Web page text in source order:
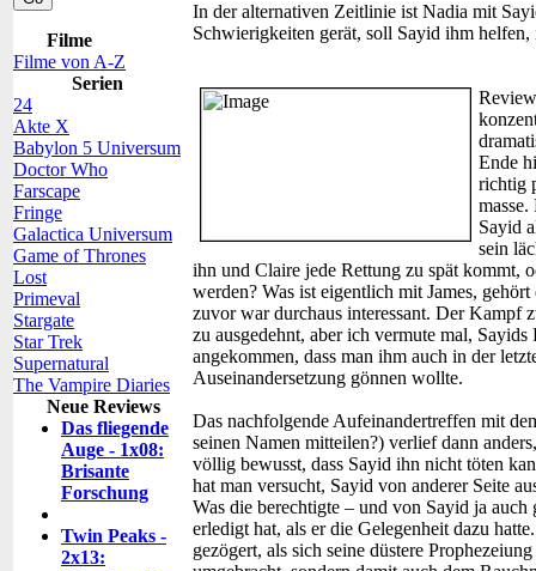
Filme
Filme von A-Z
Serien
24
Akte X
Babylon 5 Universum
Doctor Who
Farscape
Fringe
Galactica Universum
Game of Thrones
Lost
Primeval
Stargate
Star Trek
Supernatural
The Vampire Diaries
Neue Reviews
Das fliegende
Auge - 1x08:
Brisante
Forschung
Twin Peaks -
2x13:
In der alternativen Zeitlinie ist Nadia mit
Schwierigkeiten gerät, soll Sayid ihm
Ende
richtig
Sayid
sein
ihn und Claire jede Rettung zu spät kommt,
werden? Was ist eigentlich mit James,
zuvor war durchaus interessant. Der Kampf
zu ausgedehnt, aber ich vermute mal,
angekommen, dass man ihm auch in der
Auseinandersetzung gönnen wollte.
Das nachfolgende Aufeinandertreffen mit
seinen Namen mitteilen?) verlief dann
völlig bewusst, dass Sayid ihn nicht töten
hat man versucht, Sayid von anderer Seite
Was die berechtigte – und von Sayid ja
erledigt hat, als er die Gelegenheit dazu
gezögert, als sich seine düstere